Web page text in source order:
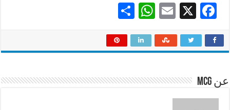
F
e
o
X
E
ai
W
at
p
ar
عن mcg